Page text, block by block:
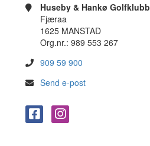
Huseby & Hankø Golfklubb
Fjæraa
1625 MANSTAD
Org.nr.: 989 553 267
909 59 900
Send e-post